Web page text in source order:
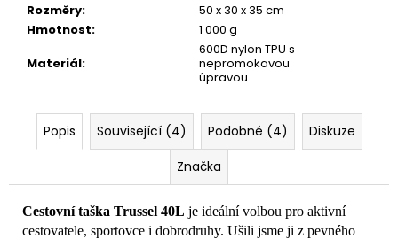
Rozměry:
50 x 30 x 35 cm
Hmotnost:
1 000 g
Materiál:
600D nylon TPU s
nepromokavou
úpravou
Popis Související (4) Podobné (4)
Diskuze
Značka
Cestovní taška Trussel 40L je ideální volbou pro aktivní
cestovatele, sportovce i dobrodruhy. Ušili jsme ji z pevného